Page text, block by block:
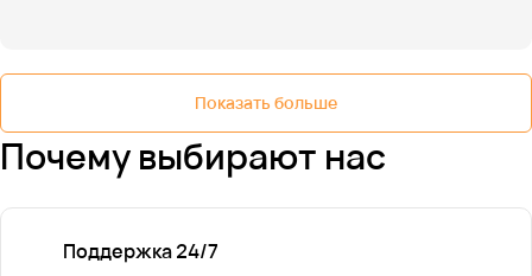
Показать больше
Почему выбирают нас
Поддержка 24/7